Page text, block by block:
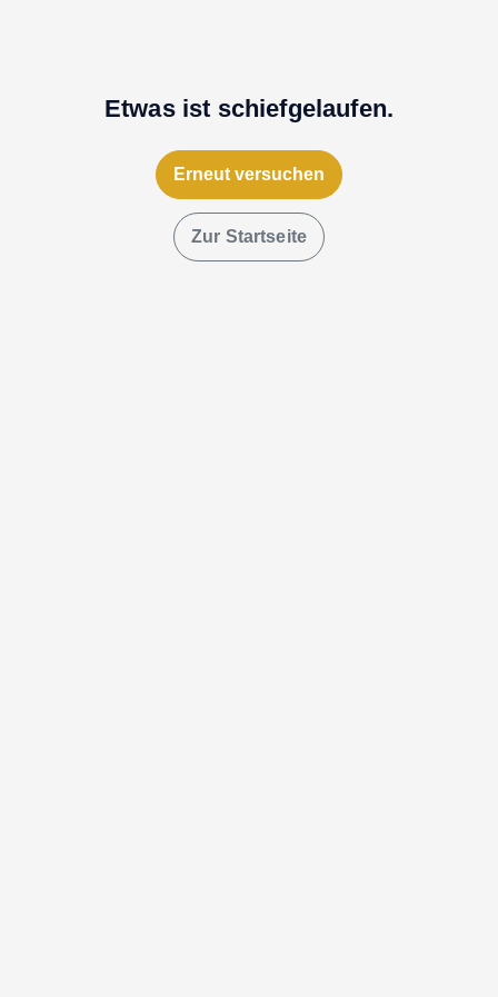
Etwas ist schiefgelaufen.
Erneut versuchen
Zur Startseite